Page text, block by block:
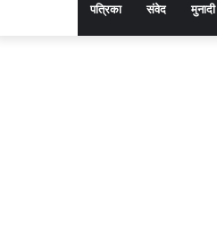
पत्रिका संवेद मुनादी